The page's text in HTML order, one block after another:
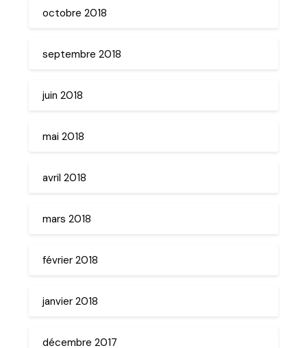
octobre 2018
septembre 2018
juin 2018
mai 2018
avril 2018
mars 2018
février 2018
janvier 2018
décembre 2017